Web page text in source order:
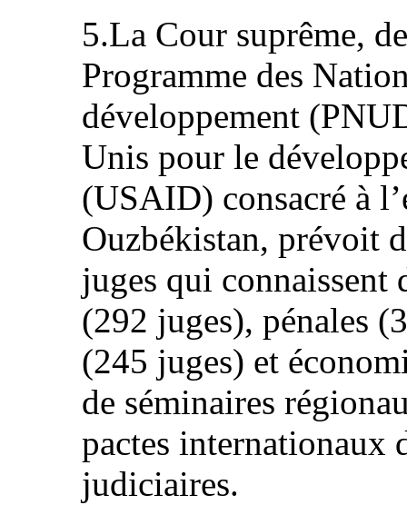
5.La Cour suprême,
Programme des
développement
Unis pour le
(USAID) consacré à
Ouzbékistan, prévoit
juges qui connaissent
(292 juges), pénales
(245 juges) et
de séminaires
pactes internationaux
judiciaires.